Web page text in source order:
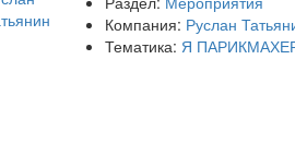
Компания: Руслан
Тематика: Я